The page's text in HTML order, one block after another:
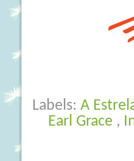
Labels: A
Earl Grace ,